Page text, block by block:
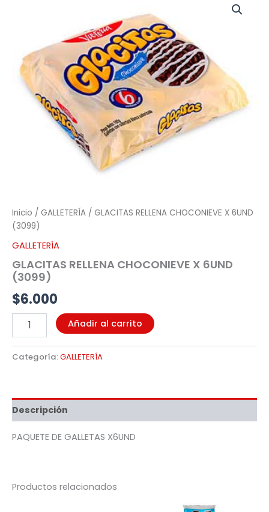
Inicio / GALLETERÍA / GLACITAS RELLENA CHOCONIEVE X 6UND
(3099)
GALLETERÍA
GLACITAS RELLENA CHOCONIEVE X 6UND
(3099)
$6.000
(3099)
cantidad
Añadir al carrito
Categoría:GALLETERÍA
Descripción
PAQUETE DE GALLETAS X6UND
Productos relacionados